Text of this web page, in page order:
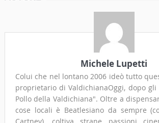
Michele Lupetti
Colui che nel lontano 2006 ideò tutto
proprietario di ValdichianaOggi, dopo
Pollo della Valdichiana". Oltre a
cose locali è Beatlesiano da sempre